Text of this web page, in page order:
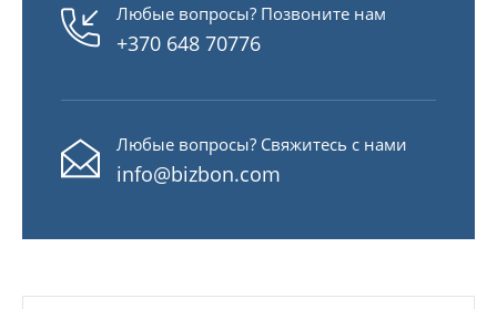
Любые вопросы? Позвоните нам
+370 648 70776
Любые вопросы? Свяжитесь с нами
info@bizbon.com